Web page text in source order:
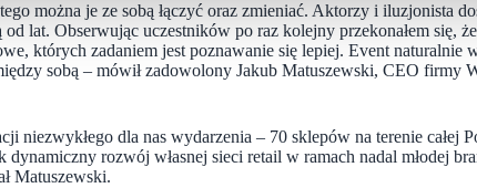
można je ze sobą łączyć oraz zmieniać. Aktorzy i iluzjonista
lat. Obserwując uczestników po raz kolejny przekonałem się,
których zadaniem jest poznawanie się lepiej. Event naturalnie
sobą – mówił zadowolony Jakub Matuszewski, CEO firmy
niezwykłego dla nas wydarzenia – 70 sklepów na terenie całej
rozwój własnej sieci retail w ramach nadal młodej
Matuszewski.